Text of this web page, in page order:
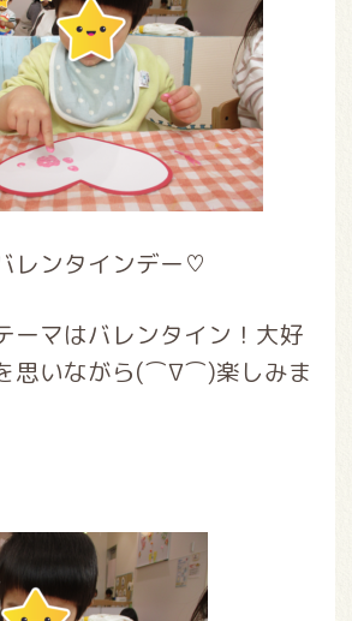
レンタインデー♡
ーマはバレンタイン！大好
思いながら(⌒∇⌒)楽しみま